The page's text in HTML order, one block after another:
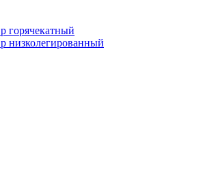
горячекатный
низколегированный